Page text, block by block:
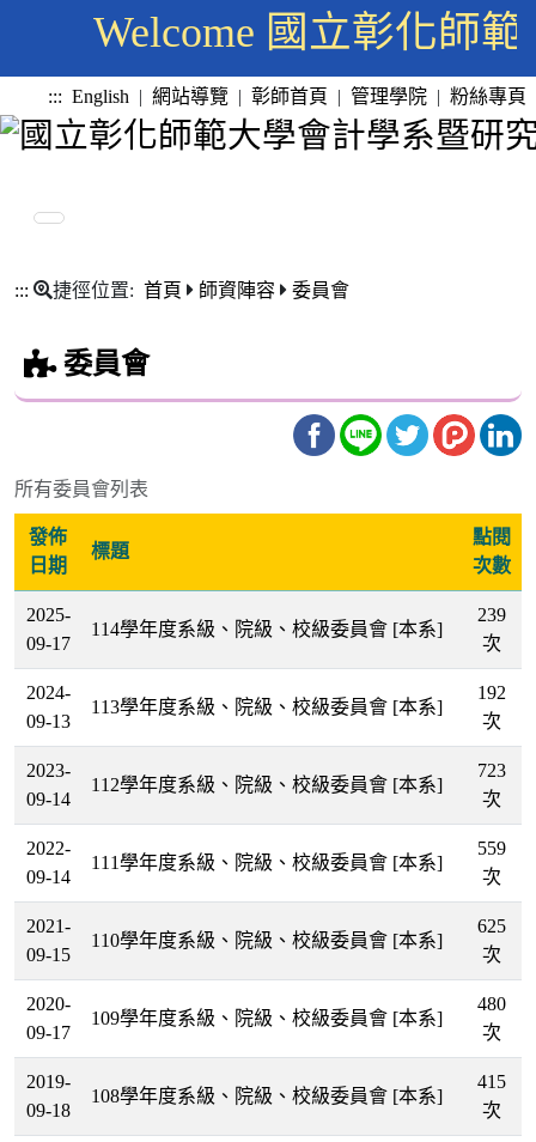
Welcome 國立彰化師
::: English | 網站導覽 | 彰師首頁 | 管理學院 | 粉絲專頁
::: 捷徑位置: 首頁 師資陣容 委員會
委員會
所有委員會列表
發佈
日期
標題
點閱
次數
2025-
09-17
114學年度系級、院級、校級委員會 [本系]
239
次
2024-
09-13
113學年度系級、院級、校級委員會 [本系]
192
次
2023-
09-14
112學年度系級、院級、校級委員會 [本系]
723
次
2022-
09-14
111學年度系級、院級、校級委員會 [本系]
559
次
2021-
09-15
110學年度系級、院級、校級委員會 [本系]
625
次
2020-
09-17
109學年度系級、院級、校級委員會 [本系]
480
次
2019-
09-18
108學年度系級、院級、校級委員會 [本系]
415
次